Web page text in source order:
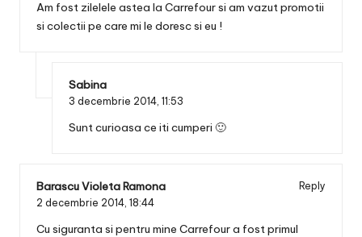
Am fost zilelele astea la Carrefour si am vazut promotii
si colectii pe care mi le doresc si eu !
Sabina
3 decembrie 2014, 11:53
Sunt curioasa ce iti cumperi 🙂
Barascu Violeta Ramona
Reply
2 decembrie 2014, 18:44
Cu siguranta si pentru mine Carrefour a fost primul